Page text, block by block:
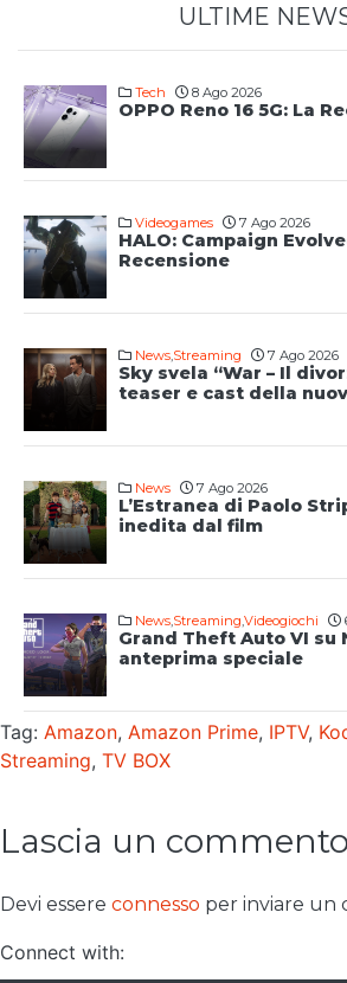
ULTIME
Tech 8 Ago 2026
OPPO Reno 16 5G: La
Videogames 7 Ago 2026
HALO: Campaign
Recensione
News Streaming 7 Ago 2026
Sky svela “War – Il
teaser e cast della
News 7 Ago 2026
L’Estranea di Paolo
inedita dal film
News Streaming Videogiochi
Grand Theft Auto VI su
anteprima speciale
Tag: Amazon, Amazon Prime, IPTV,
Streaming, TV BOX
Lascia un commento
Devi essere connesso per inviare un
Connect with: